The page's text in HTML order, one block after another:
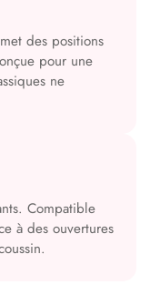
des positions
pour une
ne
Compatible
à des ouvertures